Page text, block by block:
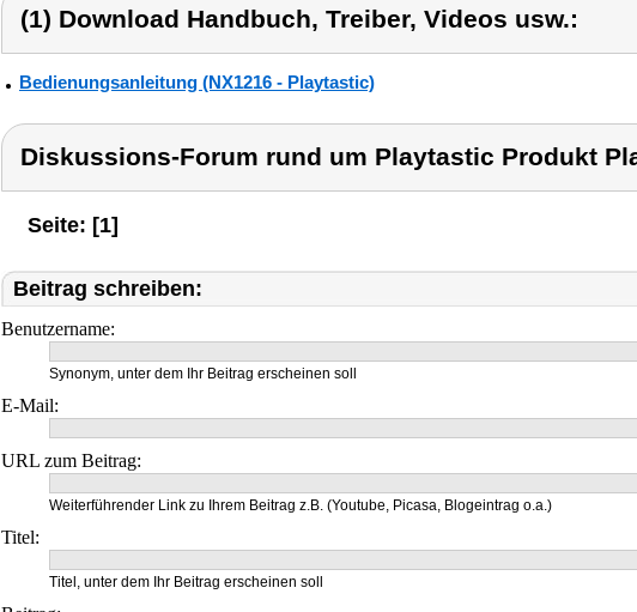
(1) Download Handbuch, Treiber, Videos usw.:
Bedienungsanleitung (NX1216 - Playtastic)
Diskussions-Forum rund um Playtastic Produkt
Seite: [1]
Beitrag schreiben:
Benutzername:
Synonym, unter dem Ihr Beitrag erscheinen soll
E-Mail:
URL zum Beitrag:
Weiterführender Link zu Ihrem Beitrag z.B. (Youtube, Picasa, Blogeintrag o.a.)
Titel:
Titel, unter dem Ihr Beitrag erscheinen soll